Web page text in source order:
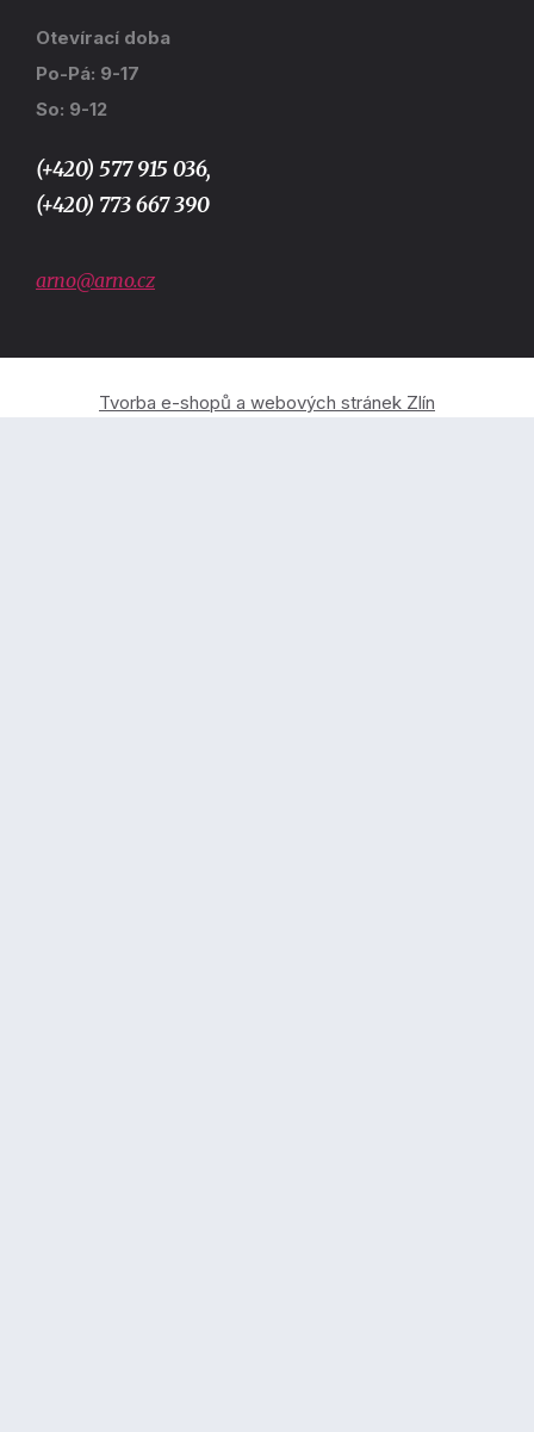
Otevírací doba
Po-Pá: 9-17
So: 9-12
(+420) 577 915 036,
(+420) 773 667 390
arno@arno.cz
Tvorba e-shopů a webových stránek Zlín